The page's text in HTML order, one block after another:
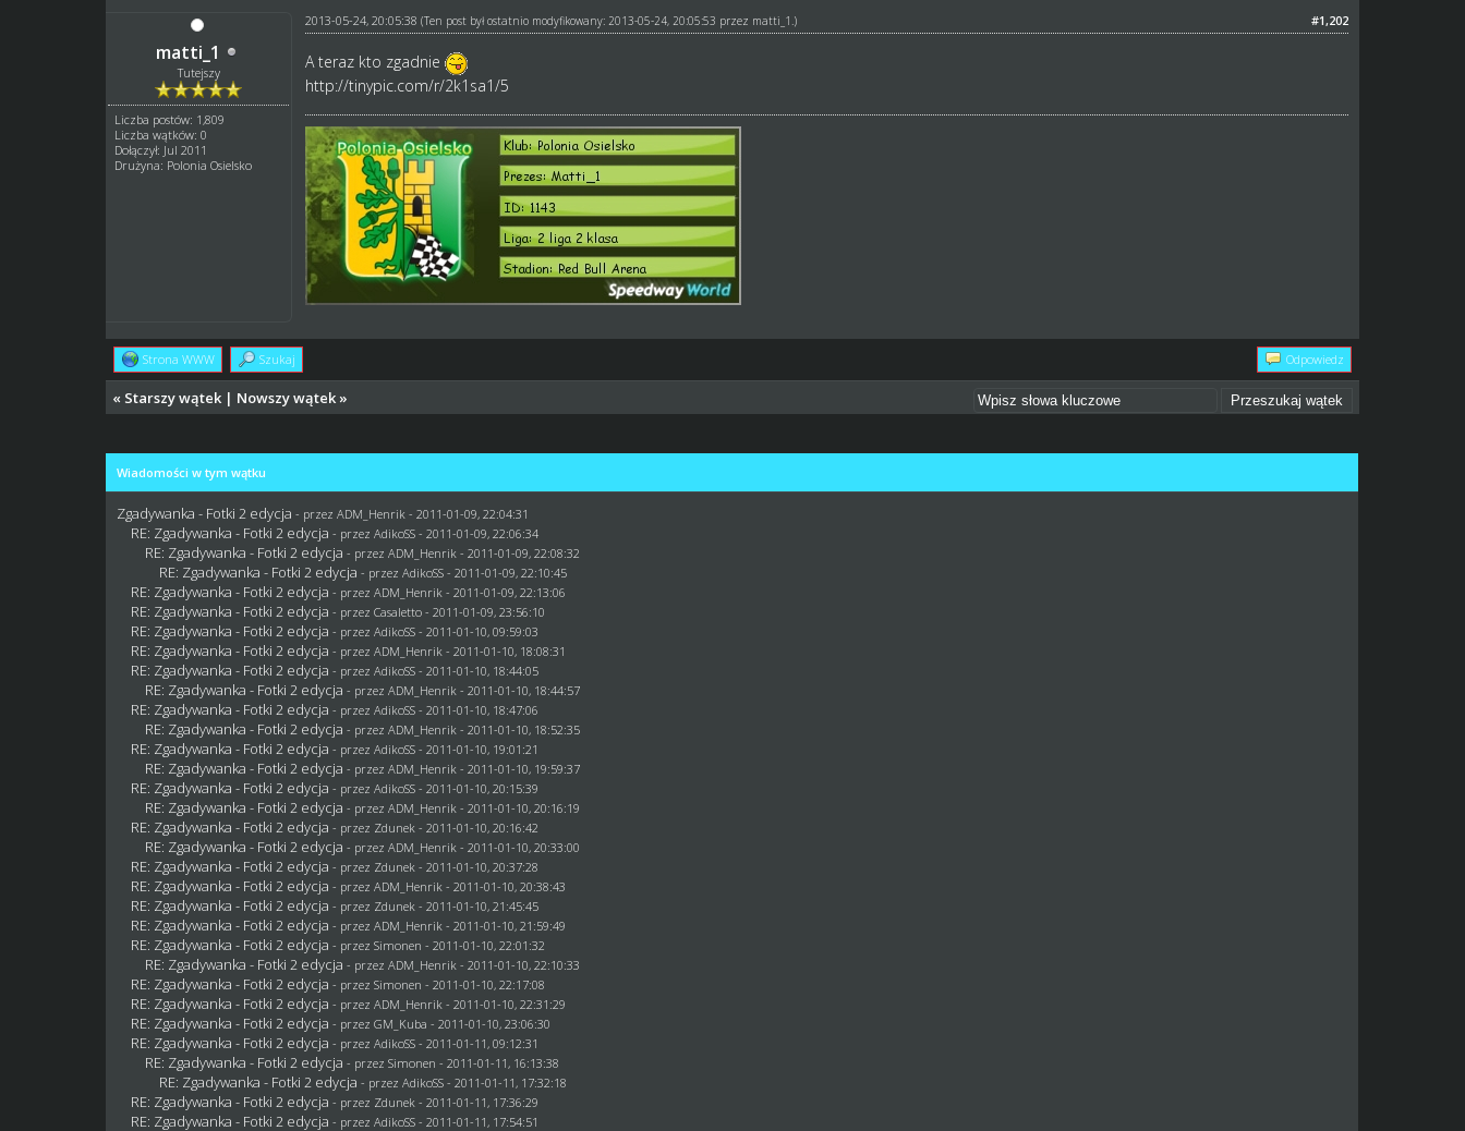
matti_1
Tutejszy
Liczba postów: 1,809
Liczba wątków: 0
Dołączył: Jul 2011
Drużyna: Polonia Osielsko
#1,202
2013-05-24, 20:05:38 (Ten post był ostatnio modyfikowany: 2013-05-24, 20:05:53 przez matti_1 .)
A teraz kto zgadnie
http://tinypic.com/r/2k1sa1/5
Strona WWW Szukaj Odpowiedz
« Starszy wątek | Nowszy wątek »
Wiadomości w tym wątku
Zgadywanka - Fotki 2 edycja - przezADM_Henrik - 2011-01-09, 22:04:31
RE: Zgadywanka - Fotki 2 edycja - przez AdikoSS - 2011-01-09, 22:06:34
RE: Zgadywanka - Fotki 2 edycja - przezADM_Henrik - 2011-01-09, 22:08:32
RE: Zgadywanka - Fotki 2 edycja - przez AdikoSS - 2011-01-09, 22:10:45
RE: Zgadywanka - Fotki 2 edycja - przezADM_Henrik - 2011-01-09, 22:13:06
RE: Zgadywanka - Fotki 2 edycja - przezCasaletto - 2011-01-09, 23:56:10
RE: Zgadywanka - Fotki 2 edycja - przez AdikoSS - 2011-01-10, 09:59:03
RE: Zgadywanka - Fotki 2 edycja - przezADM_Henrik - 2011-01-10, 18:08:31
RE: Zgadywanka - Fotki 2 edycja - przez AdikoSS - 2011-01-10, 18:44:05
RE: Zgadywanka - Fotki 2 edycja - przezADM_Henrik - 2011-01-10, 18:44:57
RE: Zgadywanka - Fotki 2 edycja - przez AdikoSS - 2011-01-10, 18:47:06
RE: Zgadywanka - Fotki 2 edycja - przezADM_Henrik - 2011-01-10, 18:52:35
RE: Zgadywanka - Fotki 2 edycja - przez AdikoSS - 2011-01-10, 19:01:21
RE: Zgadywanka - Fotki 2 edycja - przezADM_Henrik - 2011-01-10, 19:59:37
RE: Zgadywanka - Fotki 2 edycja - przez AdikoSS - 2011-01-10, 20:15:39
RE: Zgadywanka - Fotki 2 edycja - przezADM_Henrik - 2011-01-10, 20:16:19
RE: Zgadywanka - Fotki 2 edycja - przez Zdunek - 2011-01-10, 20:16:42
RE: Zgadywanka - Fotki 2 edycja - przezADM_Henrik - 2011-01-10, 20:33:00
RE: Zgadywanka - Fotki 2 edycja - przez Zdunek - 2011-01-10, 20:37:28
RE: Zgadywanka - Fotki 2 edycja - przezADM_Henrik - 2011-01-10, 20:38:43
RE: Zgadywanka - Fotki 2 edycja - przez Zdunek - 2011-01-10, 21:45:45
RE: Zgadywanka - Fotki 2 edycja - przezADM_Henrik - 2011-01-10, 21:59:49
RE: Zgadywanka - Fotki 2 edycja - przezSimonen - 2011-01-10, 22:01:32
RE: Zgadywanka - Fotki 2 edycja - przezADM_Henrik - 2011-01-10, 22:10:33
RE: Zgadywanka - Fotki 2 edycja - przezSimonen - 2011-01-10, 22:17:08
RE: Zgadywanka - Fotki 2 edycja - przezADM_Henrik - 2011-01-10, 22:31:29
RE: Zgadywanka - Fotki 2 edycja - przezGM_Kuba - 2011-01-10, 23:06:30
RE: Zgadywanka - Fotki 2 edycja - przez AdikoSS - 2011-01-11, 09:12:31
RE: Zgadywanka - Fotki 2 edycja - przezSimonen - 2011-01-11, 16:13:38
RE: Zgadywanka - Fotki 2 edycja - przez AdikoSS - 2011-01-11, 17:32:18
RE: Zgadywanka - Fotki 2 edycja - przez Zdunek - 2011-01-11, 17:36:29
RE: Zgadywanka - Fotki 2 edycja - przez AdikoSS - 2011-01-11, 17:54:51